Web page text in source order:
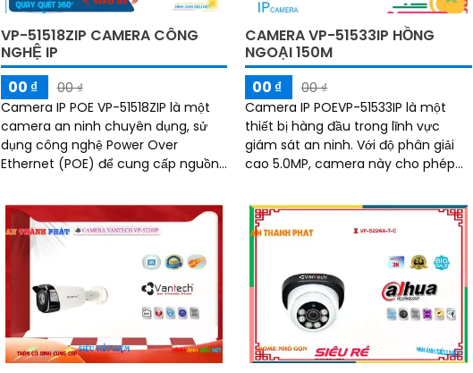
VP-51518ZIP CAMERA CÔNG
NGHỆ IP
00 ₫
00 ₫
Camera IP POE VP-51518ZIP là một
camera an ninh chuyên dụng, sử
dụng công nghệ Power Over
Ethernet (POE) để cung cấp nguồn
một cáp ethernet duy...
CAMERA VP-51533IP HỒNG
NGOẠI 150M
00 ₫
00 ₫
Camera IP POEVP-51533IP là một
thiết bị hàng đầu trong lĩnh vực
giám sát an ninh. Với độ phân giải
cao 5.0MP, camera này cho phép